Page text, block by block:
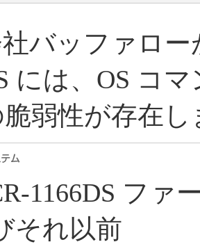
バッファロー
には、OS コ
脆弱性が存在し
1166DS ファ
それ以前